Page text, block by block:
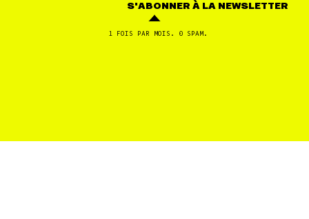
1 FOIS PAR MOIS. 0 SPAM.
S'ABONNER À LA NEWSLETTER